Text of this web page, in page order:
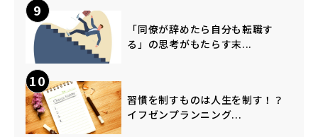
9
「同僚が辞めたら自分も転職す
る」の思考がもたらす末...
10
習慣を制すものは人生を制す！？
イフゼンプランニング...